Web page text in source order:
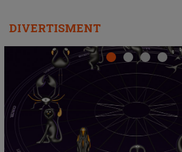
DIVERTISMENT